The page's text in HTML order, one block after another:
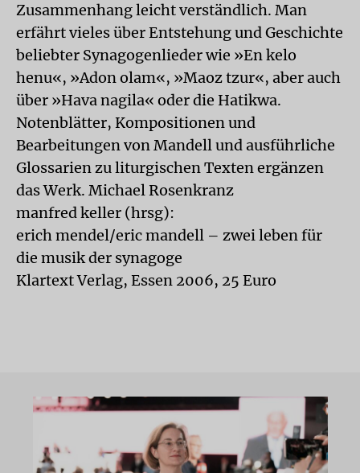
Zusammenhang leicht verständlich. Man
erfährt vieles über Entstehung und Geschichte
beliebter Synagogenlieder wie »En kelo
henu«, »Adon olam«, »Maoz tzur«, aber auch
über »Hava nagila« oder die Hatikwa.
Notenblätter, Kompositionen und
Bearbeitungen von Mandell und ausführliche
Glossarien zu liturgischen Texten ergänzen
das Werk. Michael Rosenkranz
manfred keller (hrsg):
erich mendel/eric mandell – zwei leben für
die musik der synagoge
Klartext Verlag, Essen 2006, 25 Euro